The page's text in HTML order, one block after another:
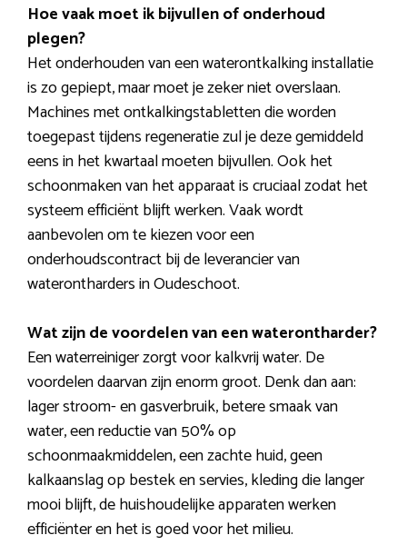
Hoe vaak moet ik bijvullen of onderhoud
plegen?
Het onderhouden van een waterontkalking installatie
is zo gepiept, maar moet je zeker niet overslaan.
Machines met ontkalkingstabletten die worden
toegepast tijdens regeneratie zul je deze gemiddeld
eens in het kwartaal moeten bijvullen. Ook het
schoonmaken van het apparaat is cruciaal zodat het
systeem efficiënt blijft werken. Vaak wordt
aanbevolen om te kiezen voor een
onderhoudscontract bij de leverancier van
waterontharders in Oudeschoot.
Wat zijn de voordelen van een waterontharder?
Een waterreiniger zorgt voor kalkvrij water. De
voordelen daarvan zijn enorm groot. Denk dan aan:
lager stroom- en gasverbruik, betere smaak van
water, een reductie van 50% op
schoonmaakmiddelen, een zachte huid, geen
kalkaanslag op bestek en servies, kleding die langer
mooi blijft, de huishoudelijke apparaten werken
efficiënter en het is goed voor het milieu.